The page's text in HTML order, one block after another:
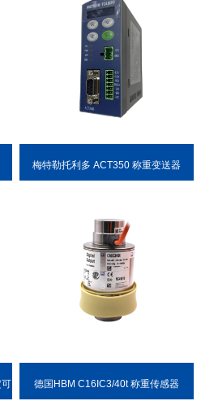
梅特勒托利多 ACT350 称重变送器
德国HBM C16IC3/40t 称重传感器